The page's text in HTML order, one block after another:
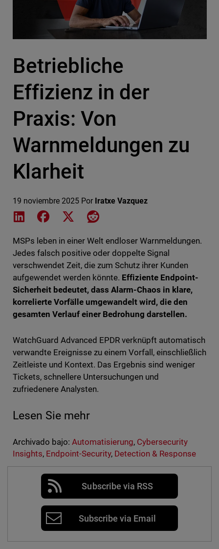
Betriebliche
Effizienz in der
Praxis: Von
Warnmeldungen zu
Klarheit
19 noviembre 2025 Por Iratxe Vazquez
Share on LinkedIn
Share on Facebook
Share on XShare on Reddit
MSPs leben in einer Welt endloser Warnmeldungen.
Jedes falsch positive oder doppelte Signal
verschwendet Zeit, die zum Schutz ihrer Kunden
aufgewendet werden könnte. Effiziente Endpoint-
Sicherheit bedeutet, dass Alarm-Chaos in klare,
korrelierte Vorfälle umgewandelt wird, die den
gesamten Verlauf einer Bedrohung darstellen.
WatchGuard Advanced EPDR verknüpft automatisch
verwandte Ereignisse zu einem Vorfall, einschließlich
Zeitleiste und Kontext. Das Ergebnis sind weniger
Tickets, schnellere Untersuchungen und
zufriedenere Analysten.
Lesen Sie mehr
Archivado bajo: Automatisierung, Cybersecurity
Insights, Endpoint-Security, Detection & Response
Subscribe via RSS
Subscribe via Email